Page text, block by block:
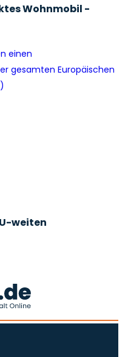
Wohnmobil -
weiten